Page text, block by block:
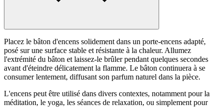
Placez le bâton d'encens solidement dans un porte-encens adapté,
posé sur une surface stable et résistante à la chaleur. Allumez
l'extrémité du bâton et laissez-le brûler pendant quelques secondes
avant d'éteindre délicatement la flamme. Le bâton continuera à se
consumer lentement, diffusant son parfum naturel dans la pièce.
L'encens peut être utilisé dans divers contextes, notamment pour la
méditation, le yoga, les séances de relaxation, ou simplement pour